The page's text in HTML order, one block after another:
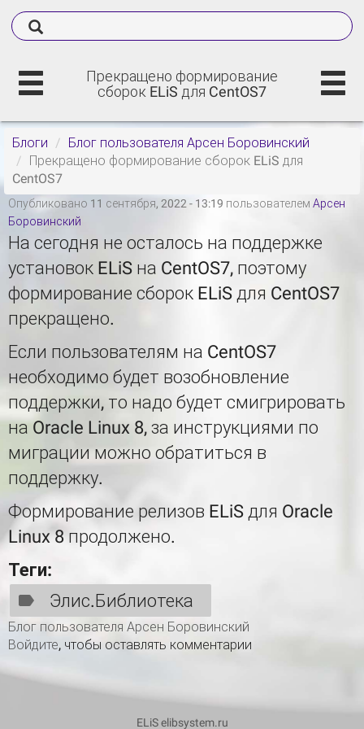
Прекращено формирование
сборок ELiS для CentOS7
Блоги
Блог пользователя Арсен Боровинский
Прекращено формирование сборок ELiS для
CentOS7
Опубликовано 11 сентября, 2022 - 13:19 пользователем Арсен
Боровинский
На сегодня не осталось на поддержке
установок ELiS на CentOS7, поэтому
формирование сборок ELiS для CentOS7
прекращено.
Если пользователям на CentOS7
необходимо будет возобновление
поддержки, то надо будет смигрировать
на Oracle Linux 8, за инструкциями по
миграции можно обратиться в
поддержку.
Формирование релизов ELiS для Oracle
Linux 8 продолжено.
Теги:
Элис.Библиотека
Блог пользователя Арсен Боровинский
Войдите, чтобы оставлять комментарии
ELiS elibsystem.ru